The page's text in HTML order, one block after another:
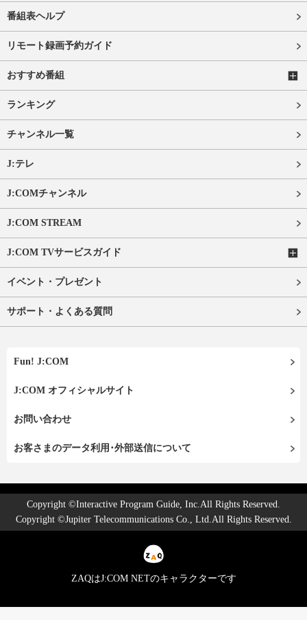
番組表ヘルプ
リモート録画予約ガイド
おすすめ番組
ランキング
チャンネル一覧
J:テレ
J:COMチャンネル
J:COM STREAM
J:COM TVサービスガイド
イベント・プレゼント
サポート・よくある質問
Fun! J:COM
J:COM オフィシャルサイト
お問い合わせ
お客さまのデータ利用･外部送信について
Copyright ©Interactive Program Guide, Inc.All Rights Reserved.
Copyright ©Jupiter Telecommunications Co., Ltd.All Rights Reserved.
ZAQはJ:COM NETのキャラクターです